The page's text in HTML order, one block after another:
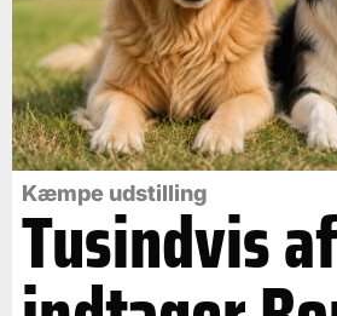
Kæmpe udstilling
Tusindvis